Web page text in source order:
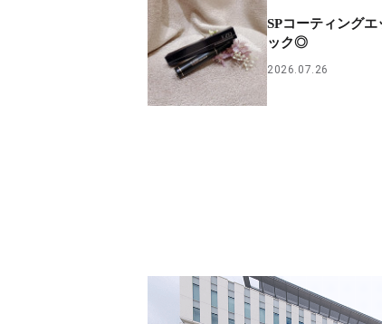
SPコーティング
ック◎
2026.07.26